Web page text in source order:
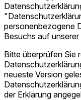
personenbezogene
Besuchs auf
Bitte überprüfen Sie
neueste Version
der Erklärung